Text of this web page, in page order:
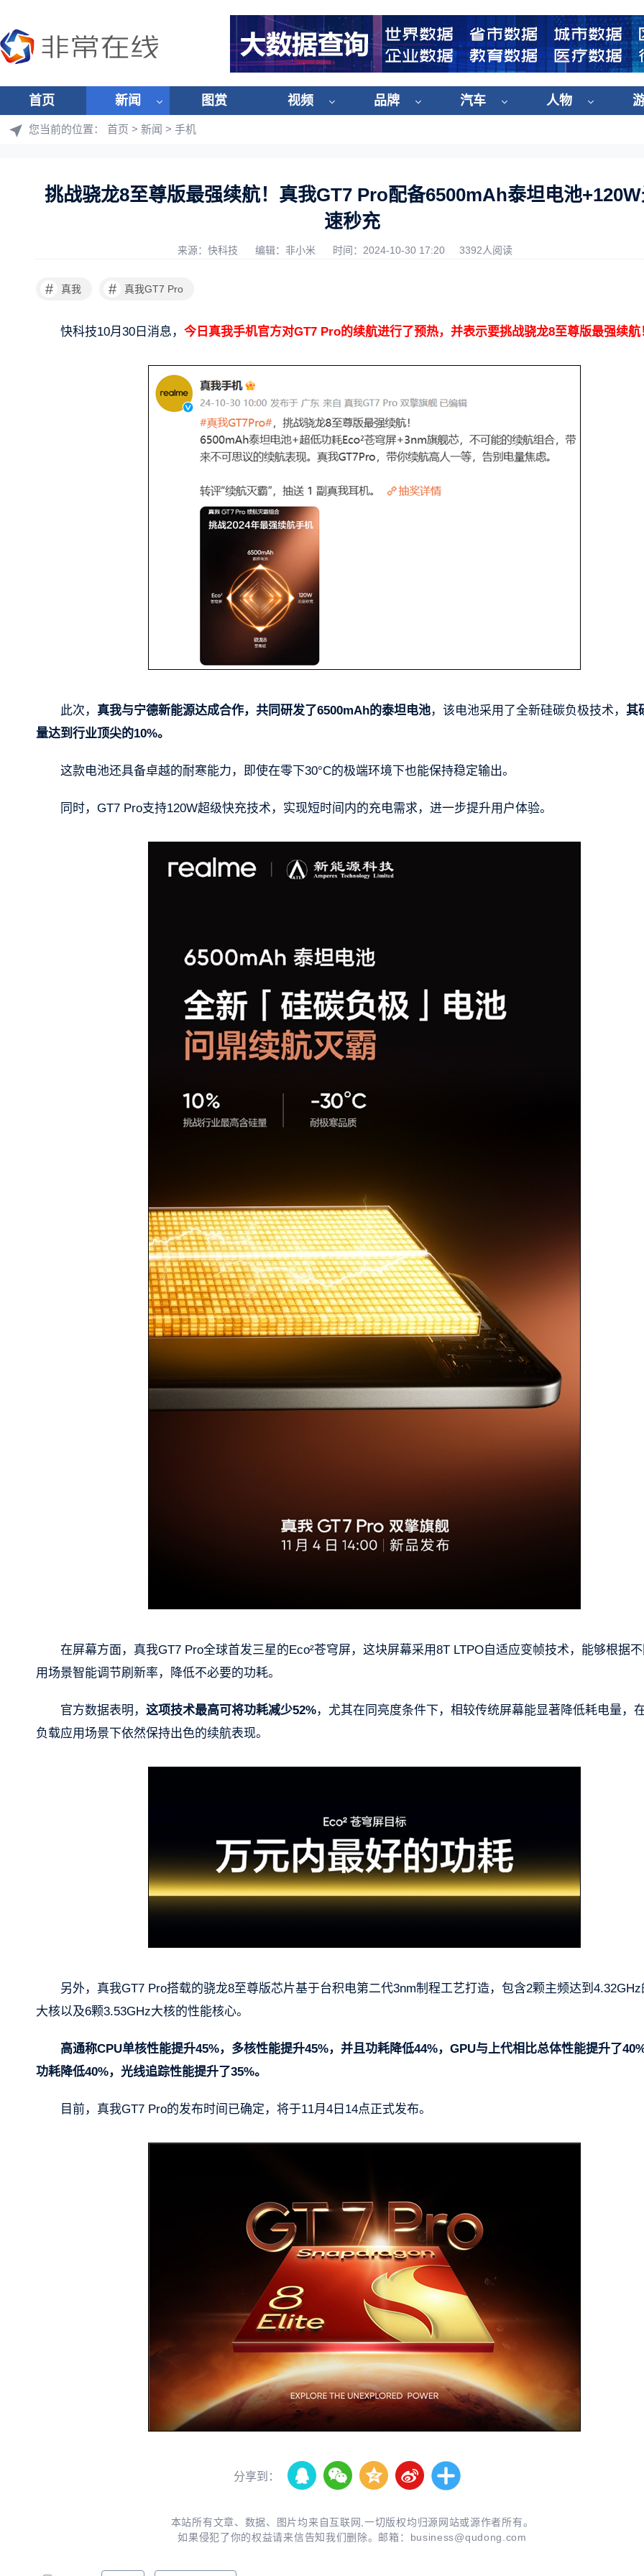
首页 新闻 图赏 视频 品牌 汽车 人物
您当前的位置： 首页 > 新闻 > 手机
挑战骁龙8至尊版最强续航！真我GT7 Pro配备6500mAh泰坦电池
速秒充
来源：快科技 编辑：非小米 时间：2024-10-30 17:20 3392人阅读
# 真我 # 真我GT7 Pro
快科技10月30日消息， 今日真我手机官方对GT7 Pro的续航进行了预热，并表示要挑战骁龙8至尊版最强续航
此次， 真我与宁德新能源达成合作，共同研发了6500mAh的泰坦电池，该电池采用了全新硅碳负极技术， 其
量达到行业顶尖的10%。
这款电池还具备卓越的耐寒能力，即使在零下30°C的极端环境下也能保持稳定输出。
同时，GT7 Pro支持120W超级快充技术，实现短时间内的充电需求，进一步提升用户体验。
在屏幕方面，真我GT7 Pro全球首发三星的Eco²苍穹屏，这块屏幕采用8T LTPO自适应变帧技术，能够根据
用场景智能调节刷新率，降低不必要的功耗。
官方数据表明， 这项技术最高可将功耗减少52%，尤其在同亮度条件下，相较传统屏幕能显著降低耗电量，
负载应用场景下依然保持出色的续航表现。
另外，真我GT7 Pro搭载的骁龙8至尊版芯片基于台积电第二代3nm制程工艺打造，包含2颗主频达到4.32GHz
大核以及6颗3.53GHz大核的性能核心。
高通称CPU单核性能提升45%，多核性能提升45%，并且功耗降低44%，GPU与上代相比总体性能提升了40%
功耗降低40%，光线追踪性能提升了35%。
目前，真我GT7 Pro的发布时间已确定，将于11月4日14点正式发布。
分享到：
本站所有文章、数据、图片均来自互联网,一切版权均归源网站或源作者所有。
如果侵犯了你的权益请来信告知我们删除。邮箱： business@qudong.com